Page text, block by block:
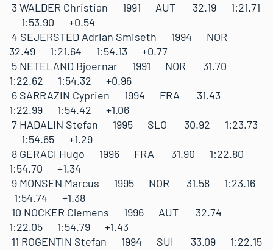
3 WALDER Christian 1991 AUT 32.19 1:21.71
1:53.90 +0.54
4 SEJERSTED Adrian Smiseth 1994 NOR
32.49 1:21.64 1:54.13 +0.77
5 NETELAND Bjoernar 1991 NOR 31.70
1:22.62 1:54.32 +0.96
6 SARRAZIN Cyprien 1994 FRA 31.43
1:22.99 1:54.42 +1.06
7 HADALIN Stefan 1995 SLO 30.92 1:23.73
1:54.65 +1.29
8 GERACI Hugo 1996 FRA 31.90 1:22.80
1:54.70 +1.34
9 MONSEN Marcus 1995 NOR 31.58 1:23.16
1:54.74 +1.38
10 NOCKER Clemens 1996 AUT 32.74
1:22.05 1:54.79 +1.43
11 ROGENTIN Stefan 1994 SUI 33.09 1:22.15